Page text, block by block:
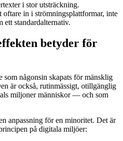
i stor utsträckning.
in i strömningsplattformar, inte
ett standardalternativ.
betyder för
som någonsin skapats för mänsklig
är också, rutinmässigt, otillgänglig
miljoner människor — och som
anpassning för en minoritet. Det är
på digitala miljöer: